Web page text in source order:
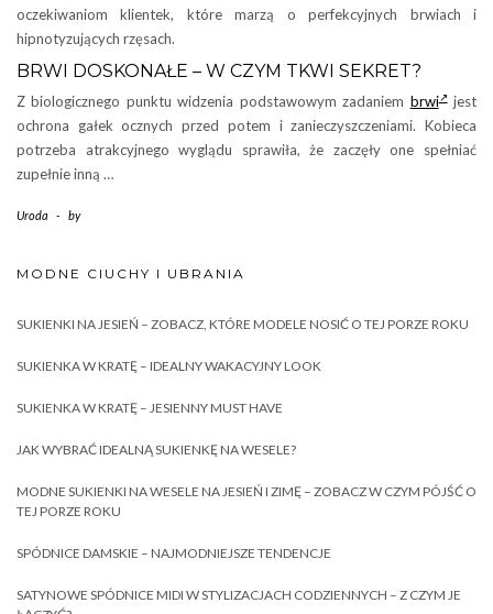
oczekiwaniom klientek, które marzą o perfekcyjnych brwiach i
hipnotyzujących rzęsach.
BRWI DOSKONAŁE – W CZYM TKWI SEKRET?
Z biologicznego punktu widzenia podstawowym zadaniem brwi jest
ochrona gałek ocznych przed potem i zanieczyszczeniami. Kobieca
potrzeba atrakcyjnego wyglądu sprawiła, że zaczęły one spełniać
zupełnie inną …
Uroda - by
MODNE CIUCHY I UBRANIA
SUKIENKI NA JESIEŃ – ZOBACZ, KTÓRE MODELE NOSIĆ O TEJ PORZE ROKU
SUKIENKA W KRATĘ – IDEALNY WAKACYJNY LOOK
SUKIENKA W KRATĘ – JESIENNY MUST HAVE
JAK WYBRAĆ IDEALNĄ SUKIENKĘ NA WESELE?
MODNE SUKIENKI NA WESELE NA JESIEŃ I ZIMĘ – ZOBACZ W CZYM PÓJŚĆ O
TEJ PORZE ROKU
SPÓDNICE DAMSKIE – NAJMODNIEJSZE TENDENCJE
SATYNOWE SPÓDNICE MIDI W STYLIZACJACH CODZIENNYCH – Z CZYM JE